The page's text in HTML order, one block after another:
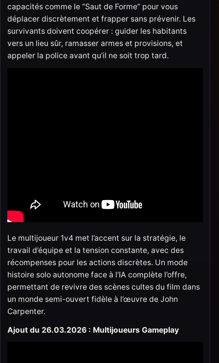
capacités comme le “Saut de Forme” pour vous
déplacer discrètement et frapper sans prévenir. Les
survivants doivent coopérer : guider les habitants
vers un lieu sûr, ramasser armes et provisions, et
appeler la police avant qu’il ne soit trop tard.
Le multijoueur 1v4 met l’accent sur la stratégie, le
travail d’équipe et la tension constante, avec des
récompenses pour les actions discrètes. Un mode
histoire solo autonome face à l’IA complète l’offre,
permettant de revivre des scènes cultes du film dans
un monde semi-ouvert fidèle à l’œuvre de John
Carpenter.
Ajout du 26.03.2026 : Multijoueurs Gameplay